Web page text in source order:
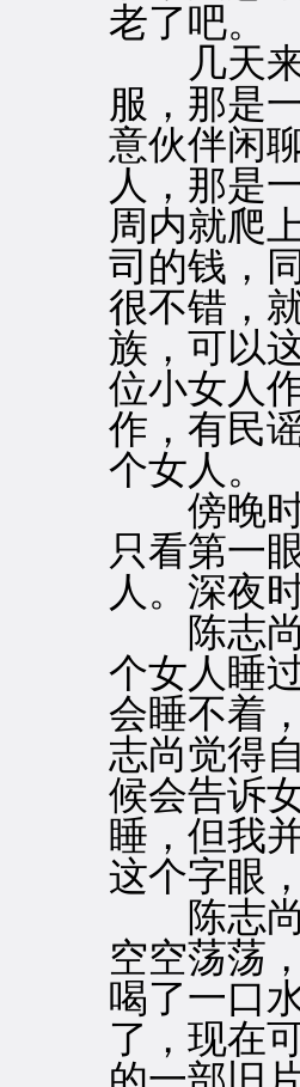
老了吧。
几天来
服，那是
意伙伴闲
人，那是
周内就爬
司的钱，
很不错，
族，可以
位小女人
作，有民
个女人。
傍晚时
只看第一
人。深夜
陈志尚
个女人睡
会睡不着
志尚觉得
候会告诉
睡，但我
这个字眼
陈志尚
空空荡荡
喝了一口
了，现在